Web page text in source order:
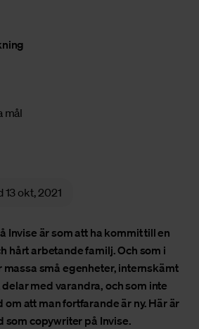
mål
13 okt, 2021
Invise är som att ha kommit till en
hårt arbetande familj. Och som i
små egenheter, internskämt
med varandra, och som inte
att man fortfarande är ny. Här är
som copywriter på Invise.